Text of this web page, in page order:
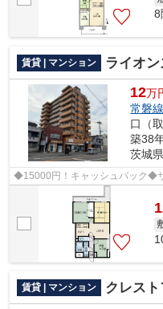
8
賃貸 | マンション ライオン
12万
常磐線
口（
築38
茨城
◆15000円！キャッシュバック◆
賃貸 | マンション クレスト